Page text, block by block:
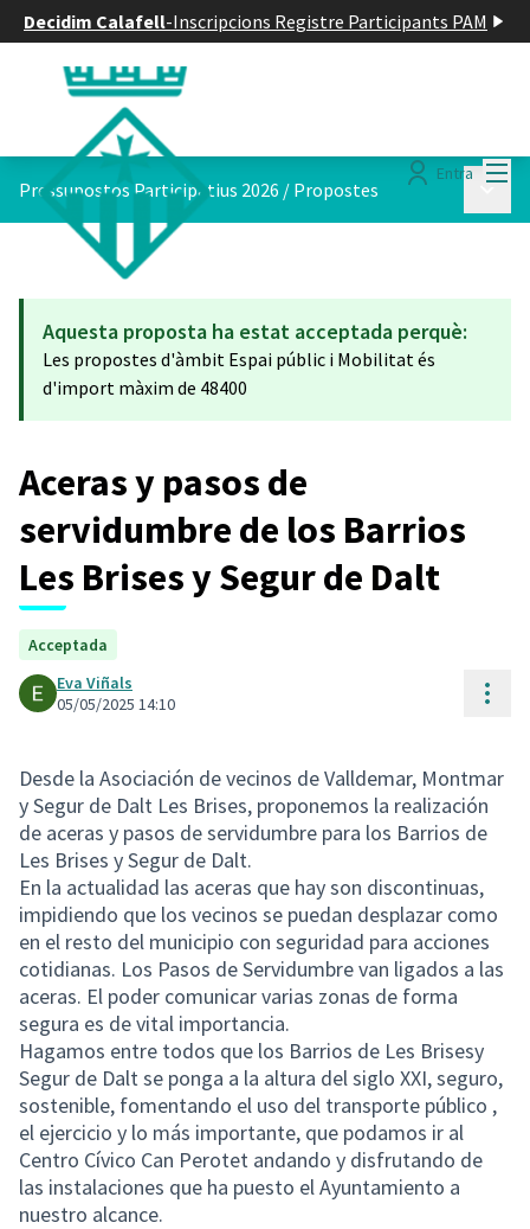
Decidim Calafell-Inscripcions Registre Participants PAM
Entra
Pressupostos Participatius 2026 / Propostes
Aquesta proposta ha estat acceptada perquè:
Les propostes d'àmbit Espai públic i Mobilitat és
d'import màxim de 48400
Aceras y pasos de
servidumbre de los Barrios
Les Brises y Segur de Dalt
Acceptada
Eva Viñals
05/05/2025 14:10
Desde la Asociación de vecinos de Valldemar, Montmar
y Segur de Dalt Les Brises, proponemos la realización
de aceras y pasos de servidumbre para los Barrios de
Les Brises y Segur de Dalt.
En la actualidad las aceras que hay son discontinuas,
impidiendo que los vecinos se puedan desplazar como
en el resto del municipio con seguridad para acciones
cotidianas. Los Pasos de Servidumbre van ligados a las
aceras. El poder comunicar varias zonas de forma
segura es de vital importancia.
Hagamos entre todos que los Barrios de Les Brisesy
Segur de Dalt se ponga a la altura del siglo XXI, seguro,
sostenible, fomentando el uso del transporte público ,
el ejercicio y lo más importante, que podamos ir al
Centro Cívico Can Perotet andando y disfrutando de
las instalaciones que ha puesto el Ayuntamiento a
nuestro alcance.